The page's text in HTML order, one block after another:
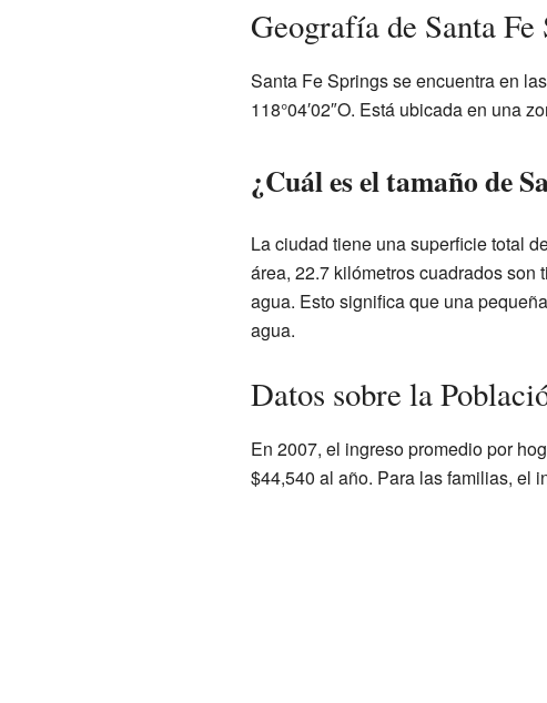
Geografía de Santa Fe
Santa Fe Springs se encuentra en
118°04′02″O. Está ubicada en una
¿Cuál es el tamaño de
La ciudad tiene una superficie total
área, 22.7 kilómetros cuadrados son
agua. Esto significa que una
agua.
Datos sobre la
En 2007, el ingreso promedio por
$44,540 al año. Para las familias, el